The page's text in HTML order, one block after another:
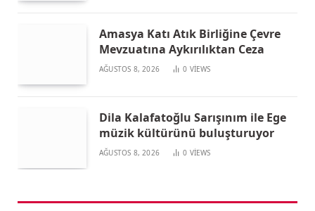
Amasya Katı Atık Birliğine Çevre
Mevzuatına Aykırılıktan Ceza
AĞUSTOS 8, 2026 0 VIEWS
Dila Kalafatoğlu Sarışınım ile Ege
müzik kültürünü buluşturuyor
AĞUSTOS 8, 2026 0 VIEWS